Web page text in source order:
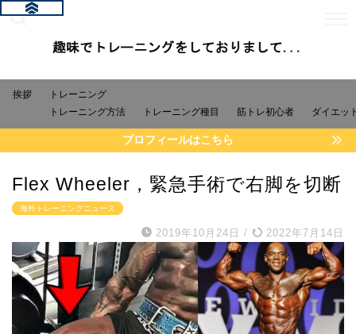
挨拶
トレーニング
トレーニング方法
トレーニング種目 筋トレ初心者 ダイエッ
プロフィールはこちら
Flex Wheeler，緊急手術で右脚を切断
海外トレーニングニュース
2019年10月24日 / 2022年7月14日